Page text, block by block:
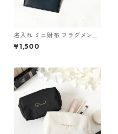
名入れ ミニ財布 フラグメント
ケース カードケース / レディ
ース 母の日 ギフト プレゼント
¥1,500